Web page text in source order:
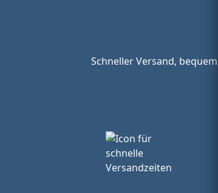
Schneller Versand,